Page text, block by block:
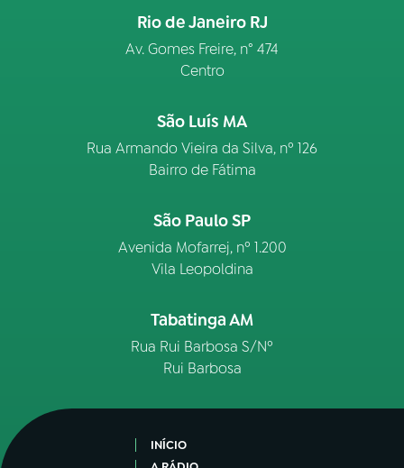
Rio de Janeiro RJ
Av. Gomes Freire, n° 474
Centro
São Luís MA
Rua Armando Vieira da Silva, nº 126
Bairro de Fátima
São Paulo SP
Avenida Mofarrej, nº 1.200
Vila Leopoldina
Tabatinga AM
Rua Rui Barbosa S/Nº
Rui Barbosa
INÍCIO